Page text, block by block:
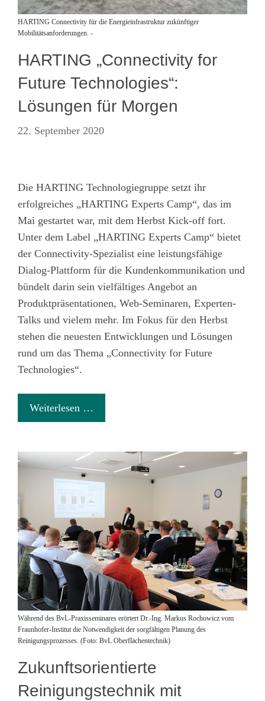
HARTING Connectivity für die Energieinfrastruktur zukünftiger
Mobilitätsanforderungen. -
HARTING „Connectivity for
Future Technologies“:
Lösungen für Morgen
22. September 2020
Die HARTING Technologiegruppe setzt ihr
erfolgreiches „HARTING Experts Camp“, das im
Mai gestartet war, mit dem Herbst Kick-off fort.
Unter dem Label „HARTING Experts Camp“ bietet
der Connectivity-Spezialist eine leistungsfähige
Dialog-Plattform für die Kundenkommunikation und
bündelt darin sein vielfältiges Angebot an
Produktpräsentationen, Web-Seminaren, Experten-
Talks und vielem mehr. Im Fokus für den Herbst
stehen die neuesten Entwicklungen und Lösungen
rund um das Thema „Connectivity for Future
Technologies“.
Weiterlesen …
Während des BvL-Praxisseminares erörtert Dr.-Ing. Markus Rochowicz vom
Fraunhofer-Institut die Notwendigkeit der sorgfältigen Planung des
Reinigungsprozesses. (Foto: BvL Oberflächentechnik)
Zukunftsorientierte
Reinigungstechnik mit